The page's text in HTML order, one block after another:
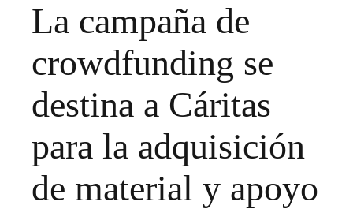
La campaña de
crowdfunding se
destina a Cáritas
para la adquisición
de material y apoyo